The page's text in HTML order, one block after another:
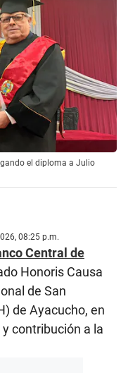
el diploma a Julio
08:25 p.m.
Central de
Honoris Causa
de San
de Ayacucho, en
contribución a la